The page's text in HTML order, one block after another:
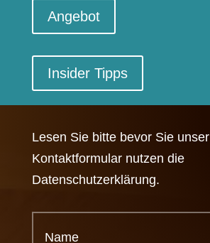
Angebot
Insider Tipps
Lesen Sie bitte bevor Sie unser
Kontaktformular nutzen die
Datenschutzerklärung.